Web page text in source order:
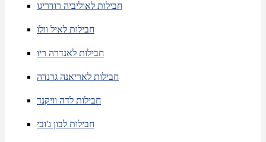
חבילות לאוליביה רודריגו
חבילות לאיל וולו
חבילות לאנדרה ריו
חבילות לאריאנה גרנדה
חבילות לדה וויקנד
חבילות לבון ג'ובי